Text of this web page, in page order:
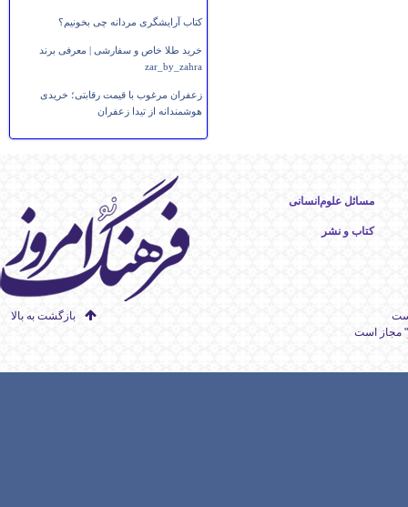
کتاب آرایشگری مردانه چی بخونیم؟
خرید طلا خاص و سفارشی | معرفی برند
zar_by_zahra
زعفران مرغوب با قیمت رقابتی؛ خریدی
هوشمندانه از تیدا زعفران
مسائل علوم‌انسانی
کتاب و نشر
بازگشت به بالا
" مجاز است